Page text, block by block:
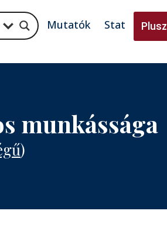
Mutatók Stat Plusz
munkássága
)